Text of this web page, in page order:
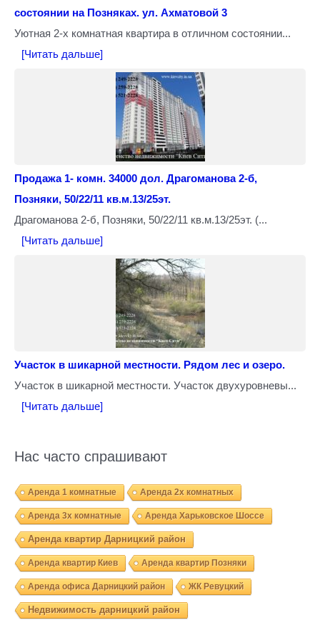
состоянии на Позняках. ул. Ахматовой 3
Уютная 2-х комнатная квартира в отличном состоянии...
[Читать дальше]
Продажа 1- комн. 34000 дол. Драгоманова 2-б,
Позняки, 50/22/11 кв.м.13/25эт.
Драгоманова 2-б, Позняки, 50/22/11 кв.м.13/25эт. (...
[Читать дальше]
Участок в шикарной местности. Рядом лес и озеро.
Участок в шикарной местности. Участок двухуровневы...
[Читать дальше]
Нас часто спрашивают
Аренда 1 комнатные Аренда 2х комнатных
Аренда 3х комнатные Аренда Харьковское Шоссе
Аренда квартир Дарницкий район
Аренда квартир Киев Аренда квартир Позняки
Аренда офиса Дарницкий район ЖК Ревуцкий
Недвижимость дарницкий район